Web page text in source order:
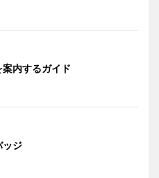
内するガイド
ッジ